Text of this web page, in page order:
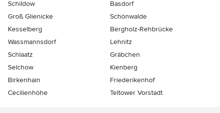
Schildow
Basdorf
Groß Glienicke
Schönwalde
Kesselberg
Bergholz-Rehbrücke
Wassmannsdorf
Lehnitz
Schlaatz
Gräbchen
Selchow
Kienberg
Birkenhain
Friederikenhof
Cecilienhöhe
Teltower Vorstadt